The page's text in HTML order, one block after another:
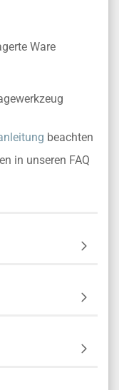
Ware
beachten
in unseren FAQ